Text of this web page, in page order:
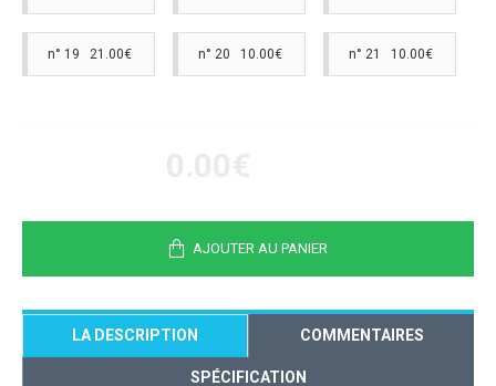
n° 19 21.00€ n° 20 10.00€ n° 21 10.00€
AJOUTER AU PANIER
LA DESCRIPTION COMMENTAIRES
SPÉCIFICATION